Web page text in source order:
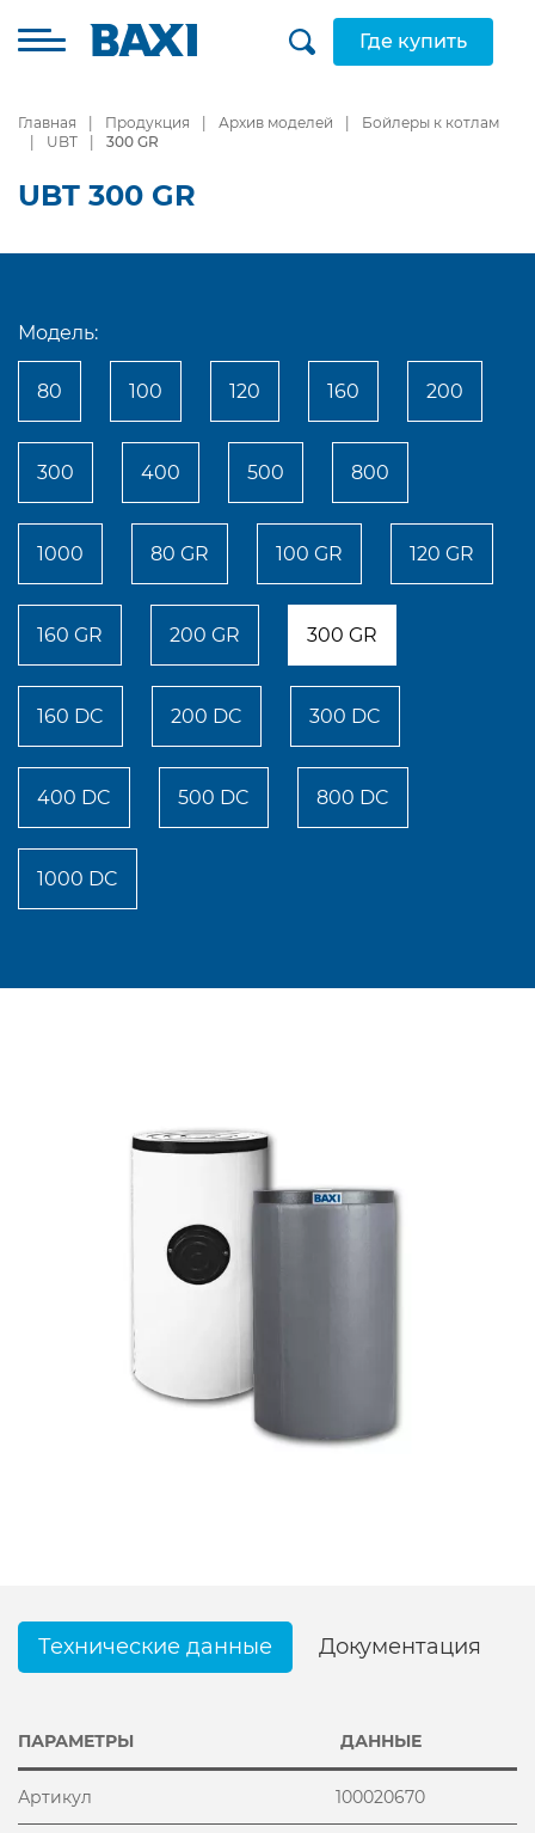
Где купить
Главная Продукция Архив моделей
Бойлеры к котлам
UBT
300 GR
UBT 300 GR
Модель:
80 100 120 160 200
300 400 500 800
1000 80 GR 100 GR 120 GR
160 GR 200 GR 300 GR
160 DC 200 DC 300 DC
400 DC 500 DC 800 DC
1000 DC
Технические данные Документация
ПАРАМЕТРЫ ДАННЫЕ
Артикул 100020670